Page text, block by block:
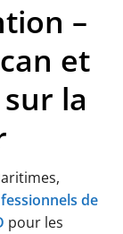
–
et
la
de
pour les